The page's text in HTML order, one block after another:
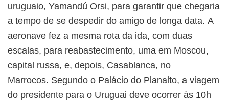
uruguaio, Yamandú Orsi, para garantir que chegaria
a tempo de se despedir do amigo de longa data. A
aeronave fez a mesma rota da ida, com duas
escalas, para reabastecimento, uma em Moscou,
capital russa, e, depois, Casablanca, no
Marrocos. Segundo o Palácio do Planalto, a viagem
do presidente para o Uruguai deve ocorrer às 10h